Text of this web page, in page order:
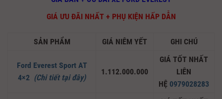
GIÁ ƯU ĐÃI NHẤT + PHỤ KIỆN HẤP DẪN
SẢN PHẨM GIÁ NIÊM YẾT GHI CHÚ
Ford Everest Sport AT
4×2 (Chi tiết tại đây)
1.112.000.000
GIÁ TỐT NHẤT
LIÊN
HỆ 0979028283